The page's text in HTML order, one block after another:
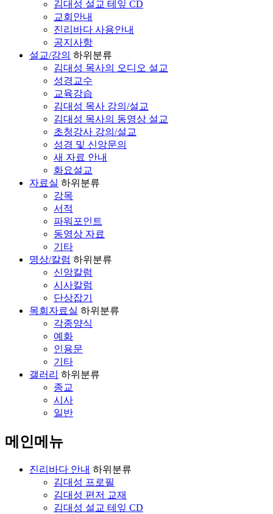
김대성 설교 테잎 CD
교회안내
진리바다 사용안내
공지사항
설교/강의 하위분류
김대성 목사의 오디오 설교
성경교수
교육강습
김대성 목사 강의/설교
김대성 목사의 동영상 설교
초청강사 강의/설교
성경 및 신앙문의
새 자료 안내
화요설교
자료실 하위분류
강목
서적
파워포인트
동영상 자료
기타
명상/칼럼 하위분류
신앙칼럼
시사칼럼
단상잡기
목회자료실 하위분류
각종양식
예화
인용문
기타
갤러리 하위분류
종교
시사
일반
메인메뉴
진리바다 안내 하위분류
김대성 프로필
김대성 편저 교재
김대성 설교 테잎 CD